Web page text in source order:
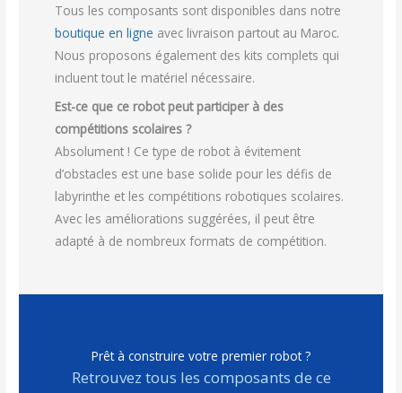
Tous les composants sont disponibles dans notre
boutique en ligne avec livraison partout au Maroc.
Nous proposons également des kits complets qui
incluent tout le matériel nécessaire.
Est-ce que ce robot peut participer à des
compétitions scolaires ?
Absolument ! Ce type de robot à évitement
d’obstacles est une base solide pour les défis de
labyrinthe et les compétitions robotiques scolaires.
Avec les améliorations suggérées, il peut être
adapté à de nombreux formats de compétition.
Prêt à construire votre premier robot ?
Retrouvez tous les composants de ce